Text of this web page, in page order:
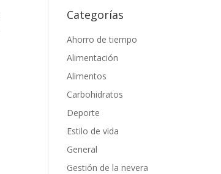
Categorías
Ahorro de tiempo
Alimentación
Alimentos
Carbohidratos
Deporte
Estilo de vida
General
Gestión de la nevera